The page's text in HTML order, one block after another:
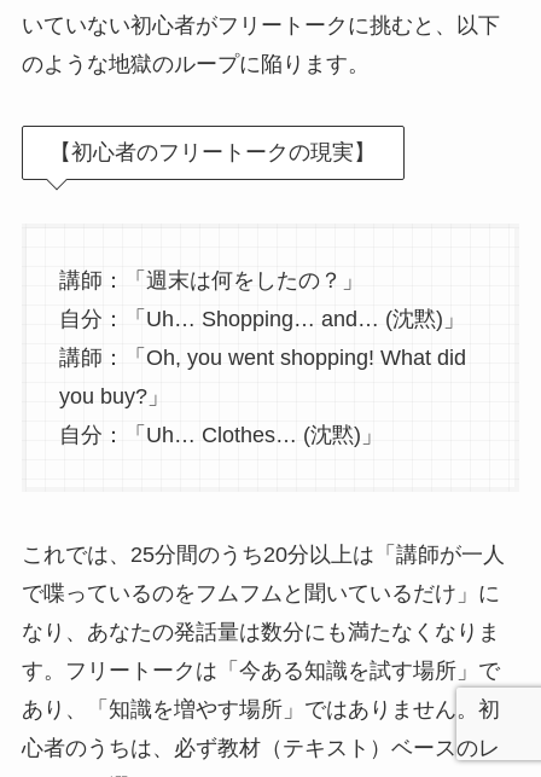
いていない初心者がフリートークに挑むと、以下
のような地獄のループに陥ります。
【初心者のフリートークの現実】
講師：「週末は何をしたの？」
自分：「Uh… Shopping… and… (沈黙)」
講師：「Oh, you went shopping! What did
you buy?」
自分：「Uh… Clothes… (沈黙)」
これでは、25分間のうち20分以上は「講師が一人
で喋っているのをフムフムと聞いているだけ」に
なり、あなたの発話量は数分にも満たなくなりま
す。フリートークは「今ある知識を試す場所」で
あり、「知識を増やす場所」ではありません。初
心者のうちは、必ず教材（テキスト）ベースのレ